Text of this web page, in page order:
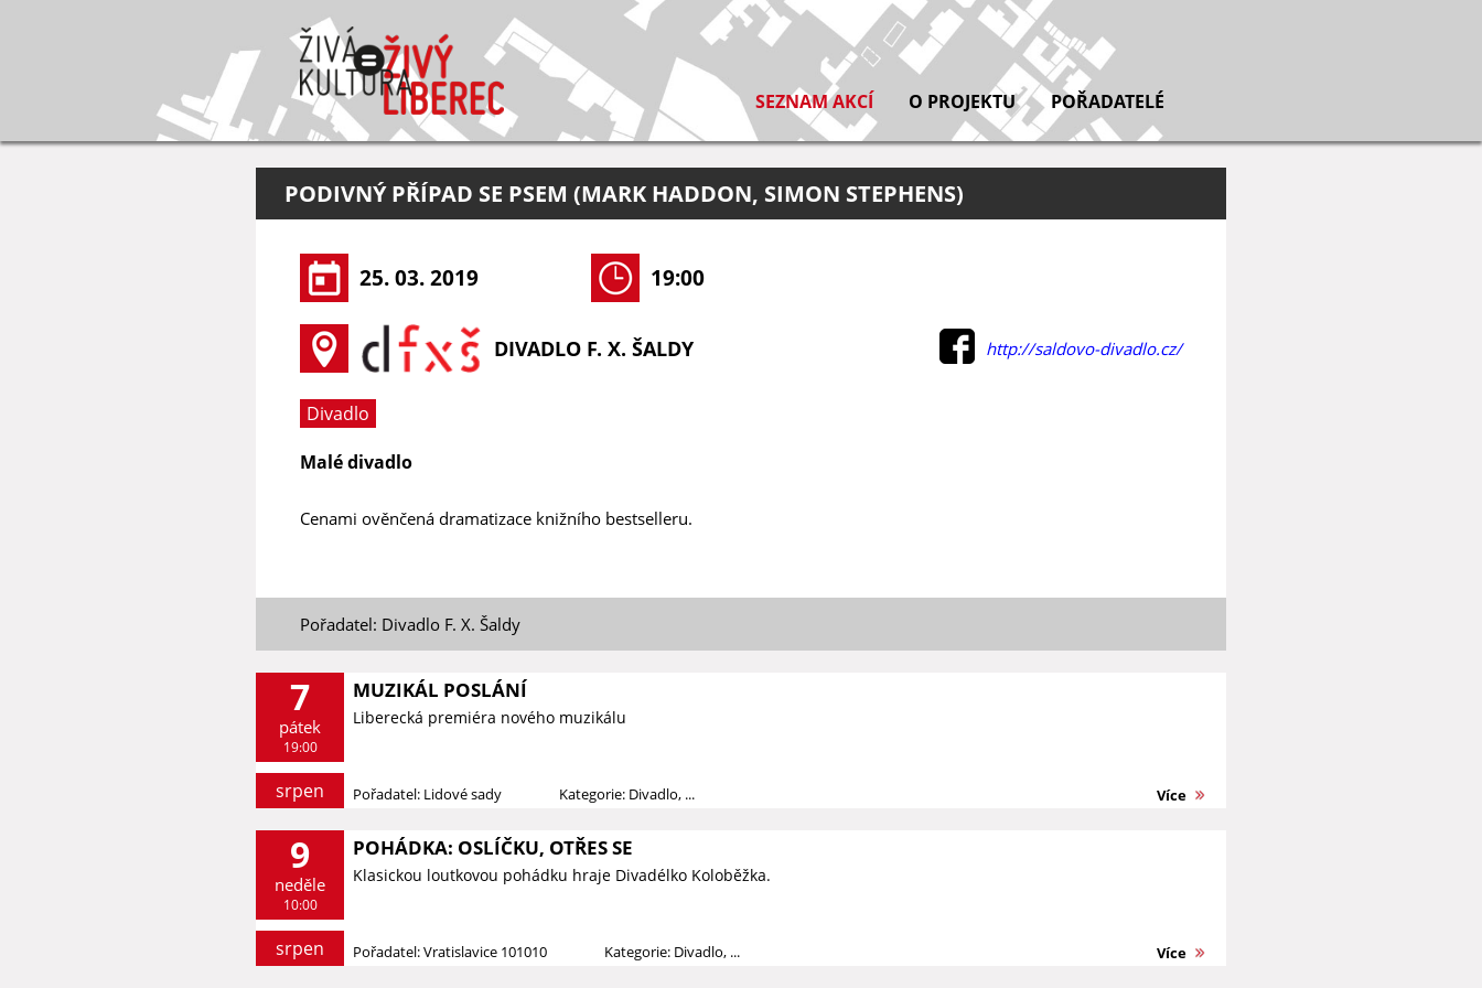
SEZNAM AKCÍ O PROJEKTU POŘADATELÉ
PODIVNÝ PŘÍPAD SE PSEM (MARK HADDON, SIMON STEPHENS)
25. 03. 2019 19:00
DIVADLO F. X. ŠALDY http://saldovo-divadlo.cz/
Divadlo
Malé divadlo
Cenami ověnčená dramatizace knižního bestselleru.
Pořadatel: Divadlo F. X. Šaldy
7
pátek
19:00
srpen
MUZIKÁL POSLÁNÍ
Liberecká premiéra nového muzikálu
Pořadatel: Lidové sady Kategorie: Divadlo, ... Více
9
neděle
10:00
srpen
POHÁDKA: OSLÍČKU, OTŘES SE
Klasickou loutkovou pohádku hraje Divadélko Koloběžka.
Pořadatel: Vratislavice 101010 Kategorie: Divadlo, ... Více